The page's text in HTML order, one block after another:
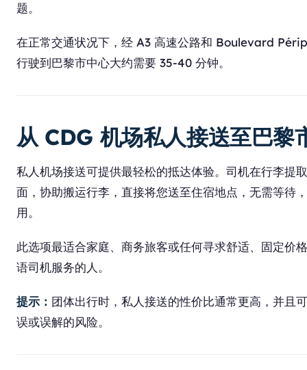
题。
在正常交通状况下，经 A3 高速公路和 Boulevard
行驶到巴黎市中心大约需要 35-40 分钟。
从 CDG 机场私人接送至巴黎
私人机场接送可提供最轻松的抵达体验。司机在行李提
面，协助搬运行李，直接将您送至住宿地点，无需等待
用。
此选项最适合家庭、商务旅客或任何寻求舒适、固定价
语司机服务的人。
提示： 团体出行时，私人接送的性价比通常更高，并且
误或误解的风险。